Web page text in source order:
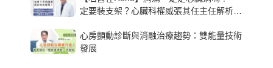
定要裝支架？心臟科權威張其任主任解析支
心房顫動診斷與消融治療趨勢：雙能量技術
發展